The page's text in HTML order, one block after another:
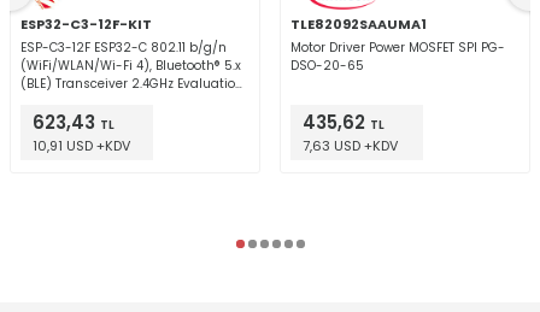
ESP32-C3-12F-KIT
ESP-C3-12F ESP32-C 802.11 b/g/n
(WiFi/WLAN/Wi-Fi 4), Bluetooth® 5.x
(BLE) Transceiver 2.4GHz Evaluation
623,43 TL
10,91 USD +KDV
TLE82092SAAUMA1
Motor Driver Power MOSFET SPI PG-
DSO-20-65
435,62 TL
7,63 USD +KDV